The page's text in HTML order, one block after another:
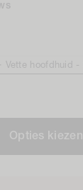
Vette hoofdhuid -
Opties kiezen